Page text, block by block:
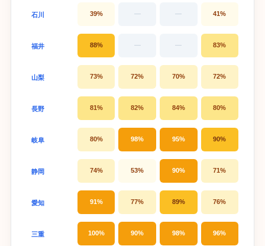
石川 39% — — 41%
福井 88% — — 83%
山梨 73% 72% 70% 72%
長野 81% 82% 84% 80%
岐阜 80% 98% 95% 90%
静岡 74% 53% 90% 71%
愛知 91% 77% 89% 76%
三重 100% 90% 98% 96%